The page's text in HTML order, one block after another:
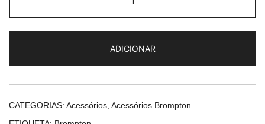
de
Brompton
Bag
Large
Dark
ADICIONAR
CATEGORIAS: Acessórios Acessórios Brompton